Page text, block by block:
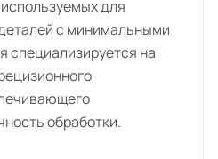
для
с минимальными
специализируется на
обработки.